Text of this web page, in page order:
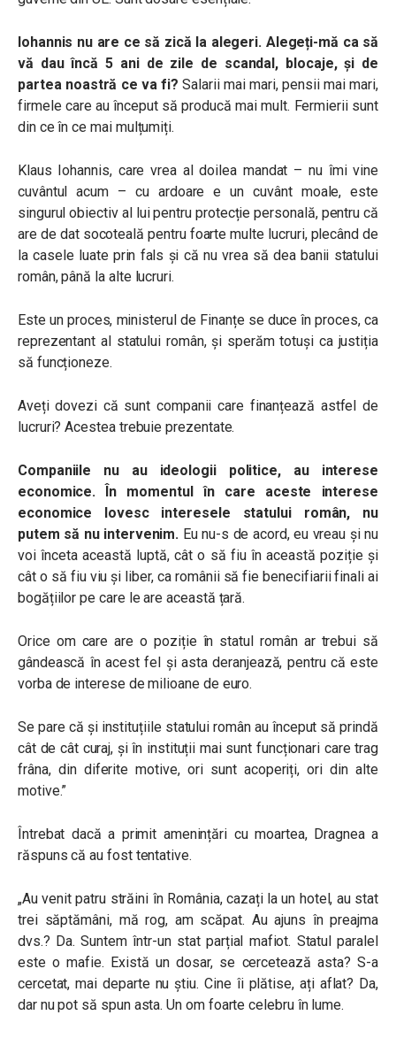
Iohannis nu are ce să zică la alegeri. Alegeți-mă ca să
vă dau încă 5 ani de zile de scandal, blocaje, și de
partea noastră ce va fi? Salarii mai mari, pensii mai mari,
firmele care au început să producă mai mult. Fermierii sunt
din ce în ce mai mulțumiți.
Klaus Iohannis, care vrea al doilea mandat – nu îmi vine
cuvântul acum – cu ardoare e un cuvânt moale, este
singurul obiectiv al lui pentru protecție personală, pentru că
are de dat socoteală pentru foarte multe lucruri, plecând de
la casele luate prin fals și că nu vrea să dea banii statului
român, până la alte lucruri.
Este un proces, ministerul de Finanțe se duce în proces, ca
reprezentant al statului român, și sperăm totuși ca justiția
să funcționeze.
Aveți dovezi că sunt companii care finanțează astfel de
lucruri? Acestea trebuie prezentate.
Companiile nu au ideologii politice, au interese
economice. În momentul în care aceste interese
economice lovesc interesele statului român, nu
putem să nu intervenim. Eu nu-s de acord, eu vreau și nu
voi înceta această luptă, cât o să fiu în această poziție și
cât o să fiu viu și liber, ca românii să fie benecifiarii finali ai
bogățiilor pe care le are această țară.
Orice om care are o poziție în statul român ar trebui să
gândească în acest fel și asta deranjează, pentru că este
vorba de interese de milioane de euro.
Se pare că și instituțiile statului român au început să prindă
cât de cât curaj, și în instituții mai sunt funcționari care trag
frâna, din diferite motive, ori sunt acoperiți, ori din alte
motive.”
Întrebat dacă a primit amenințări cu moartea, Dragnea a
răspuns că au fost tentative.
„Au venit patru străini în România, cazați la un hotel, au stat
trei săptămâni, mă rog, am scăpat. Au ajuns în preajma
dvs.? Da. Suntem într-un stat parțial mafiot. Statul paralel
este o mafie. Există un dosar, se cercetează asta? S-a
cercetat, mai departe nu știu. Cine îi plătise, ați aflat? Da,
dar nu pot să spun asta. Un om foarte celebru în lume.